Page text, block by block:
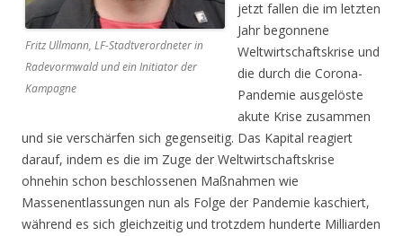
Fritz Ullmann, LF-Stadtverordneter in
Radevormwald und ein Initiator der
Kampagne
jetzt fallen die im letzten
Jahr begonnene
Weltwirtschaftskrise und
die durch die Corona-
Pandemie ausgelöste
akute Krise zusammen
und sie verschärfen sich gegenseitig. Das Kapital reagiert
darauf, indem es die im Zuge der Weltwirtschaftskrise
ohnehin schon beschlossenen Maßnahmen wie
Massenentlassungen nun als Folge der Pandemie kaschiert,
während es sich gleichzeitig und trotzdem hunderte Milliarden